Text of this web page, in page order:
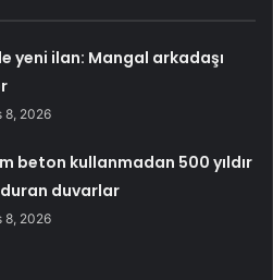
yeni ilan: Mangal arkadaşı
8, 2026
beton kullanmadan 500 yıldır
duvarlar
8, 2026